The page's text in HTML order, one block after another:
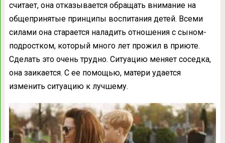
считает, она отказывается обращать внимание на
общепринятые принципы воспитания детей. Всеми
силами она старается наладить отношения с сыном-
подростком, который много лет прожил в приюте.
Сделать это очень трудно. Ситуацию меняет соседка,
она заикается. С ее помощью, матери удается
изменить ситуацию к лучшему.